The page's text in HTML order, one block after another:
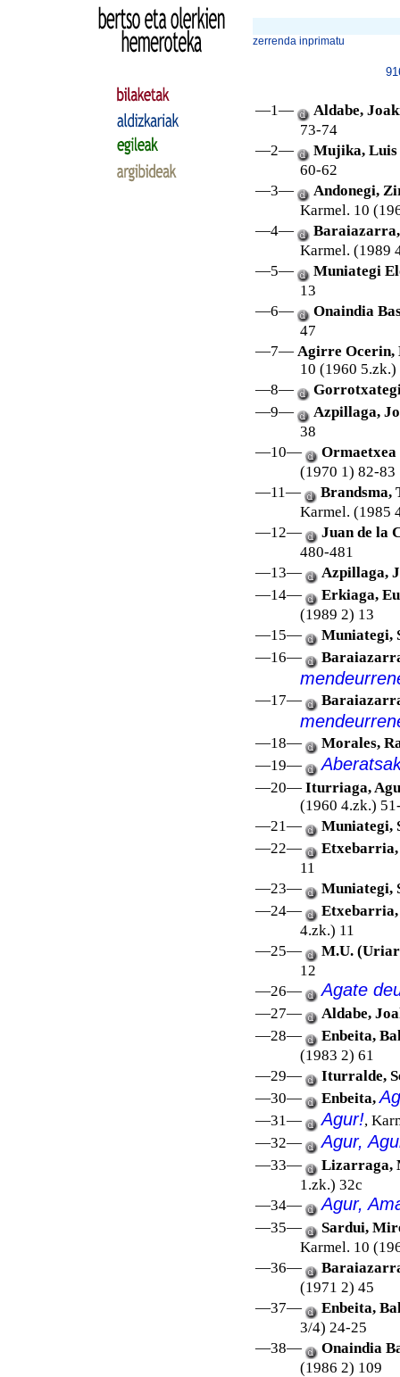
zerrenda inprimatu
—1—
Aldabe,
73-74
—2—
Mujika,
60-62
—3—
Andonegi,
Karmel. 10
—4—
Karmel. (1989
—5—
Muniategi
13
—6—
Onaindia
47
—7— Agirre Ocerin,
10 (1960 5.zk.)
—8—
—9—
Azpillaga,
38
—10—
(1970 1) 82-83
—11—
Brandsma,
Karmel. (1985
—12—
Juan de la
480-481
—13—
Azpillaga,
—14—
Erkiaga,
(1989 2) 13
—15—
Muniategi,
—16—
—17—
—18—
Morales,
—19—
—20— Iturriaga,
(1960 4.zk.)
—21—
Muniategi,
—22—
11
—23—
Muniategi,
—24—
4.zk.) 11
—25—
M.U.
12
—26—
Agate
—27—
Aldabe,
—28—
Enbeita,
(1983 2) 61
—29—
Iturralde,
—30—
Enbeita,
—31— Agur!,
—32—
Agur,
—33—
Lizarraga,
1.zk.) 32c
—34—
Agur,
—35—
Sardui,
Karmel. 10
—36—
(1971 2) 45
—37—
Enbeita,
3/4) 24-25
—38—
Onaindia
(1986 2) 109